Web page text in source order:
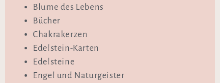
Blume des Lebens
Bücher
Chakrakerzen
Edelstein-Karten
Edelsteine
Engel und Naturgeister